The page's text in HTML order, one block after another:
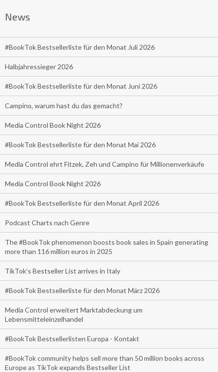
News
#BookTok Bestsellerliste für den Monat Juli 2026
Halbjahressieger 2026
#BookTok Bestsellerliste für den Monat Juni 2026
Campino, warum hast du das gemacht?
Media Control Book Night 2026
#BookTok Bestsellerliste für den Monat Mai 2026
Media Control ehrt Fitzek, Zeh und Campino für Millionenverkäufe
Media Control Book Night 2026
#BookTok Bestsellerliste für den Monat April 2026
Podcast Charts nach Genre
The #BookTok phenomenon boosts book sales in Spain generating
more than 116 million euros in 2025
TikTok’s Bestseller List arrives in Italy
#BookTok Bestsellerliste für den Monat März 2026
Media Control erweitert Marktabdeckung um
Lebensmitteleinzelhandel
#BookTok Bestsellerlisten Europa - Kontakt
#BookTok community helps sell more than 50 million books across
Europe as TikTok expands Bestseller List